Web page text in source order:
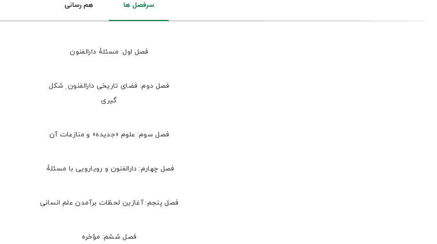
سرفصل ها هم رسانی
فصل اول: مسئلۀ دارالفنون
فصل دوم: فضای تاریخی دارالفنون ِ شکل
گیری
فصل سوم: علوم «جدیده» و منازعات آن
فصل چهارم: دارالفنون و رویارویی با مسئلۀ
فصل پنجم: آغازین لحظات برآمدن علم انسانی
فصل ششم: مؤخره